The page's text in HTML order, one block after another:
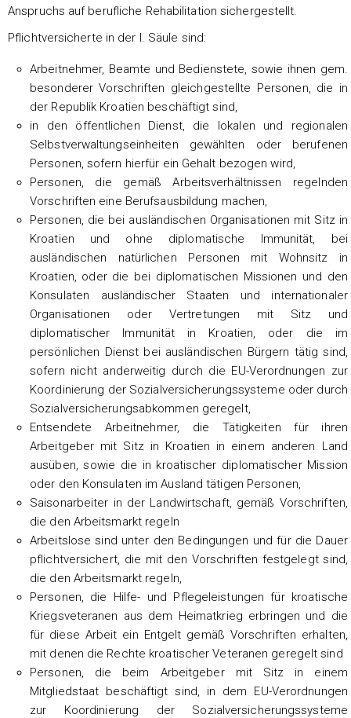
Anspruchs auf berufliche Rehabilitation sichergestellt.
Pflichtversicherte in der I. Säule sind:
Arbeitnehmer, Beamte und Bedienstete, sowie ihnen gem.
besonderer Vorschriften gleichgestellte Personen, die in
der Republik Kroatien beschäftigt sind,
in den öffentlichen Dienst, die lokalen und regionalen
Selbstverwaltungseinheiten gewählten oder berufenen
Personen, sofern hierfür ein Gehalt bezogen wird,
Personen, die gemäß Arbeitsverhältnissen regelnden
Vorschriften eine Berufsausbildung machen,
Personen, die bei ausländischen Organisationen mit Sitz in
Kroatien und ohne diplomatische Immunität, bei
ausländischen natürlichen Personen mit Wohnsitz in
Kroatien, oder die bei diplomatischen Missionen und den
Konsulaten ausländischer Staaten und internationaler
Organisationen oder Vertretungen mit Sitz und
diplomatischer Immunität in Kroatien, oder die im
persönlichen Dienst bei ausländischen Bürgern tätig sind,
sofern nicht anderweitig durch die EU-Verordnungen zur
Koordinierung der Sozialversicherungssysteme oder durch
Sozialversicherungsabkommen geregelt,
Entsendete Arbeitnehmer, die Tätigkeiten für ihren
Arbeitgeber mit Sitz in Kroatien in einem anderen Land
ausüben, sowie die in kroatischer diplomatischer Mission
oder den Konsulaten im Ausland tätigen Personen,
Saisonarbeiter in der Landwirtschaft, gemäß Vorschriften,
die den Arbeitsmarkt regeln
Arbeitslose sind unter den Bedingungen und für die Dauer
pflichtversichert, die mit den Vorschriften festgelegt sind,
die den Arbeitsmarkt regeln,
Personen, die Hilfe- und Pflegeleistungen für kroatische
Kriegsveteranen aus dem Heimatkrieg erbringen und die
für diese Arbeit ein Entgelt gemäß Vorschriften erhalten,
mit denen die Rechte kroatischer Veteranen geregelt sind
Personen, die beim Arbeitgeber mit Sitz in einem
Mitgliedstaat beschäftigt sind, in dem EU-Verordnungen
zur Koordinierung der Sozialversicherungssysteme